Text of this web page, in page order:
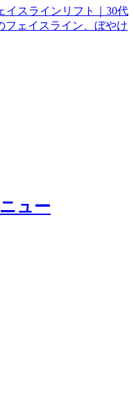
イスラインリフト｜30代
フェイスライン、ぼやけ
ュー